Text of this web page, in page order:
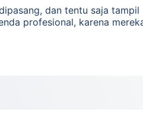
dan tentu saja tampil
profesional, karena